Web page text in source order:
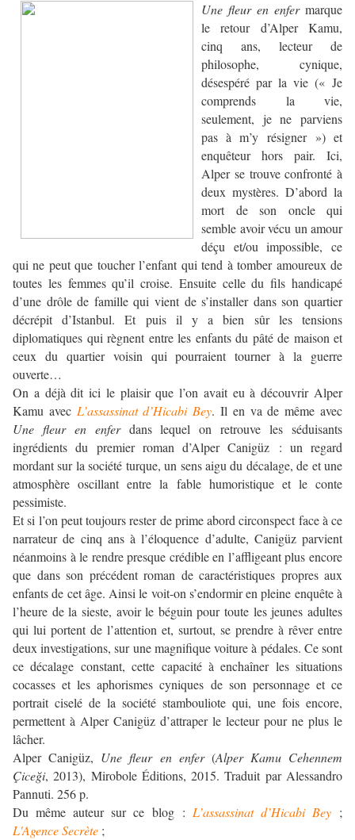
Une fleur en enfermarque
le retour d’Alper Kamu,
cinq ans, lecteur de
philosophe, cynique,
désespéré par la vie (« Je
comprends la vie,
seulement, je ne parviens
pas à m’y résigner ») et
enquêteur hors pair. Ici,
Alper se trouve confronté à
deux mystères. D’abord la
mort de son oncle qui
semble avoir vécu un amour
déçu et/ou impossible, ce
qui ne peut que toucher l’enfant qui tend à tomber amoureux de
toutes les femmes qu’il croise. Ensuite celle du fils handicapé
d’une drôle de famille qui vient de s’installer dans son quartier
décrépit d’Istanbul. Et puis il y a bien sûr les tensions
diplomatiques qui règnent entre les enfants du pâté de maison et
ceux du quartier voisin qui pourraient tourner à la guerre
ouverte…
On a déjà dit ici le plaisir que l’on avait eu à découvrir Alper
Kamu avec L’assassinat d’Hicabi Bey. Il en va de même avec
Une fleur en enferdans lequel on retrouve les séduisants
ingrédients du premier roman d’Alper Canigüz : un regard
mordant sur la société turque, un sens aigu du décalage, de et une
atmosphère oscillant entre la fable humoristique et le conte
pessimiste.
Et si l’on peut toujours rester de prime abord circonspect face à ce
narrateur de cinq ans à l’éloquence d’adulte, Canigüz parvient
néanmoins à le rendre presque crédible en l’affligeant plus encore
que dans son précédent roman de caractéristiques propres aux
enfants de cet âge. Ainsi le voit-on s’endormir en pleine enquête à
l’heure de la sieste, avoir le béguin pour toute les jeunes adultes
qui lui portent de l’attention et, surtout, se prendre à rêver entre
deux investigations, sur une magnifique voiture à pédales. Ce sont
ce décalage constant, cette capacité à enchaîner les situations
cocasses et les aphorismes cyniques de son personnage et ce
portrait ciselé de la société stambouliote qui, une fois encore,
permettent à Alper Canigüz d’attraper le lecteur pour ne plus le
lâcher.
Alper Canigüz, Une fleur en enfer(Alper Kamu Cehennem
Çiceği, 2013), Mirobole Éditions, 2015. Traduit par Alessandro
Pannuti. 256 p.
Du même auteur sur ce blog : L’assassinat d’Hicabi Bey ;
L'Agence Secrète ;